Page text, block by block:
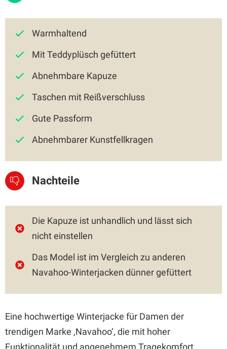
Warmhaltend
Mit Teddyplüsch gefüttert
Abnehmbare Kapuze
Taschen mit Reißverschluss
Gute Passform
Abnehmbarer Kunstfellkragen
Nachteile
Die Kapuze ist unhandlich und lässt sich
nicht einstellen
Das Model ist im Vergleich zu anderen
Navahoo-Winterjacken dünner gefüttert
Eine hochwertige Winterjacke für Damen der
trendigen Marke ‚Navahoo‘, die mit hoher
Funktionalität und angenehmem Tragekomfort